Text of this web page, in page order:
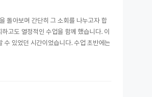
돌아보며 간단히 그 소회를 나누고자 합
고도 열정적인 수업을 함께 했습니다. 이
수 있었던 시간이었습니다. 수업 초반에는